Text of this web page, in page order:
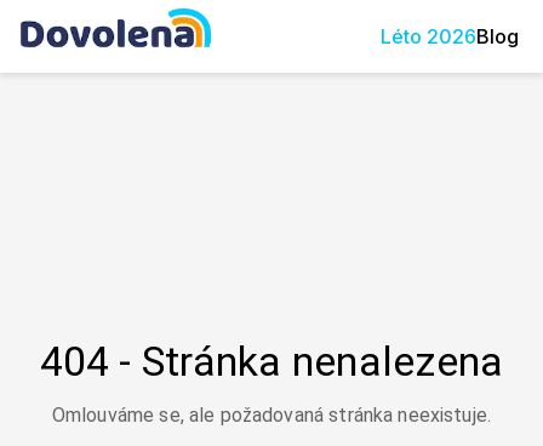
Léto 2026Blog
404 - Stránka nenalezena
Omlouváme se, ale požadovaná stránka neexistuje.